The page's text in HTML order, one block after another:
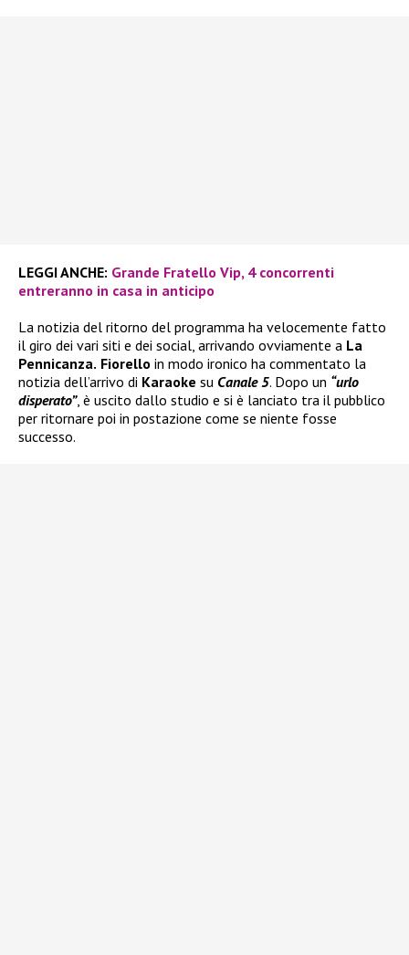
LEGGI ANCHE: Grande Fratello Vip, 4 concorrenti
entreranno in casa in anticipo
La notizia del ritorno del programma ha velocemente fatto
il giro dei vari siti e dei social, arrivando ovviamente a La
Pennicanza. Fiorello in modo ironico ha commentato la
notizia dell’arrivo di Karaoke su Canale 5. Dopo un “urlo
disperato”, è uscito dallo studio e si è lanciato tra il pubblico
per ritornare poi in postazione come se niente fosse
successo.